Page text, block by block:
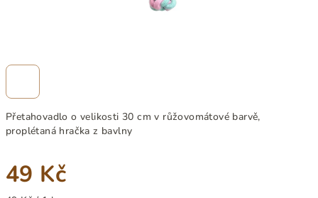
Přetahovadlo o velikosti 30 cm v růžovomátové barvě,
proplétaná hračka z bavlny
49 Kč